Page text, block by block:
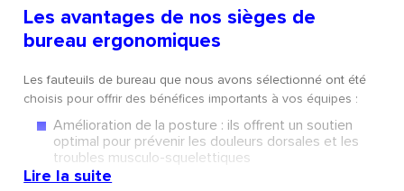
Les avantages de nos sièges de
bureau ergonomiques
Les fauteuils de bureau que nous avons sélectionné ont été
choisis pour offrir des bénéfices importants à vos équipes :
Amélioration de la posture : ils offrent un soutien
optimal pour prévenir les douleurs dorsales et les
troubles musculo-squelettiques
Augmentation de la productivité : un collaborateur
Lire la suite